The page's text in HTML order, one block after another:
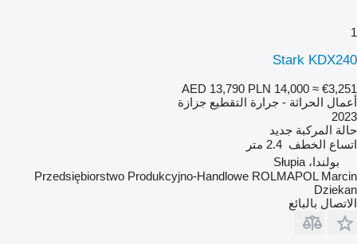
1
Stark KDX240
AED 13,790 PLN 14,000 ≈ €3,251
أعمال الحراثة - جرارة التقطيع جزازة
2023
حالة المركبة جديد
اتساع الخطف 2.4 متر
بولندا، Słupia
Przedsiębiorstwo Produkcyjno-Handlowe ROLMAPOL Marcin
Dziekan
الاتصال بالبائع